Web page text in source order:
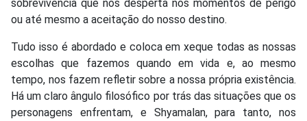
sobrevivência que nos desperta nos momentos de perigo
ou até mesmo a aceitação do nosso destino.
Tudo isso é abordado e coloca em xeque todas as nossas
escolhas que fazemos quando em vida e, ao mesmo
tempo, nos fazem refletir sobre a nossa própria existência.
Há um claro ângulo filosófico por trás das situações que os
personagens enfrentam, e Shyamalan, para tanto, nos